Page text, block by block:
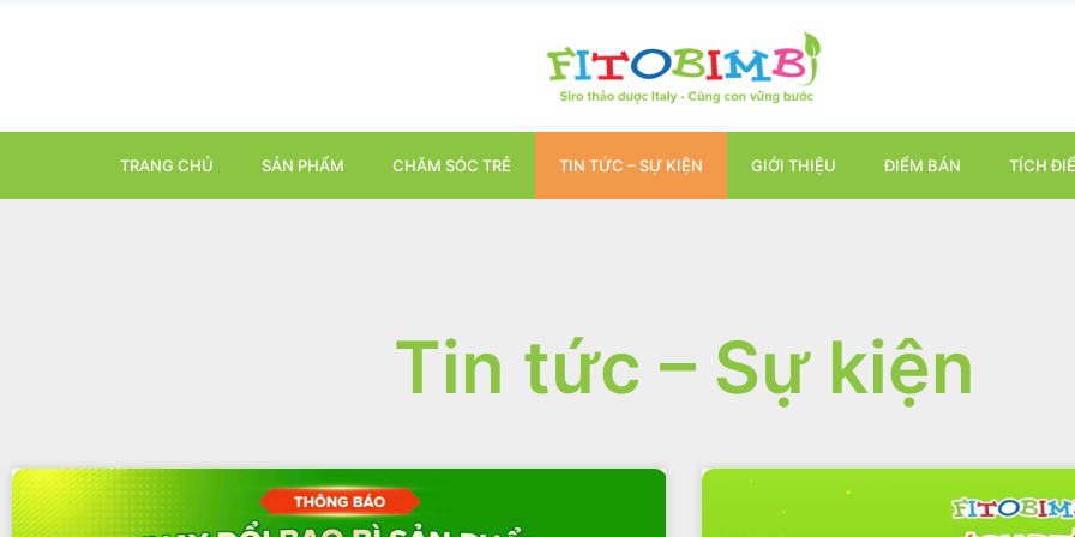
TRANG CHỦ SẢN PHẨM CHĂM SÓC TRẺ TIN TỨC – SỰ KIỆN GIỚI THIỆU ĐIỂM BÁN TÍCH
Tin tức – Sự kiện